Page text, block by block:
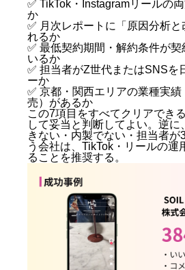
✅ TikTok・Instagramリールの
か
✅ 月次レポートに「原因分析と
れるか
✅ 最低契約期間・解約条件が
いるか
✅ 担当者がZ世代またはSNSを
ーか
✅ 京都・関西エリアの業種実
売）があるか
この7項目をすべてクリアでき
して妥当と判断してよい。逆
きない・内製でない・担当者が
う会社は、TikTok・リールの運
ることを推奨する。
会社に依頼した
京都SNSマーケティング会社の
ックリスト
株式会社キングプロテアが京都の
価値
株式会社キングプロテアの主な
提供プラン（2026年6月現在）
京都SNSマーケティングに関する
（FAQ）
Q. 京都のSNSマーケティング
Q. TikTokとInstagramのどちら
Q. 成果が出るまでにどのくら
すか？
Q. 自社でSNSをやってみたが
に任せると何が変わりますか？
Q. SNSマーケティングはどの